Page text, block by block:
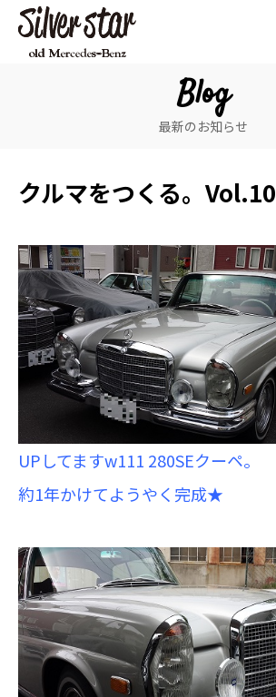
Blog
最新のお知らせ
クルマをつくる。Vol.10
UPしてますw111 280SEクーペ。
約1年かけてようやく完成★